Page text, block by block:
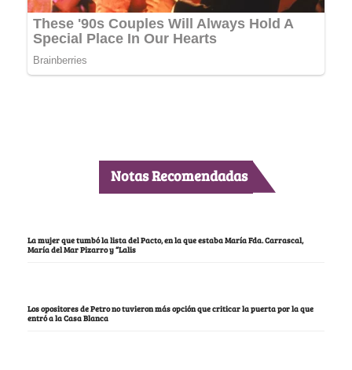
Notas Recomendadas
La mujer que tumbó la lista del Pacto, en la que estaba María Fda. Carrascal,
María del Mar Pizarro y “Lalis
Los opositores de Petro no tuvieron más opción que criticar la puerta por la que
entró a la Casa Blanca